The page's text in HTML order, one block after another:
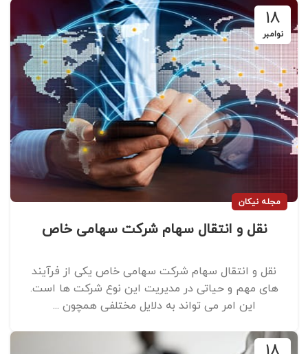
18
نوامبر
مجله نیکان
نقل و انتقال سهام شرکت سهامی خاص
نقل و انتقال سهام شرکت سهامی خاص یکی از فرآیند
های مهم و حیاتی در مدیریت این نوع شرکت‌ ها است.
این امر می ‌تواند به دلایل مختلفی همچون ...